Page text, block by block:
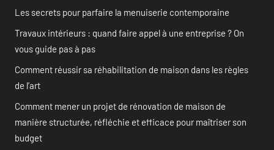
Les secrets pour parfaire la menuiserie contemporaine
Travaux intérieurs : quand faire appel à une entreprise ? On
vous guide pas à pas
Comment réussir sa réhabilitation de maison dans les règles
de l’art
Comment mener un projet de rénovation de maison de
manière structurée, réfléchie et efficace pour maîtriser son
budget